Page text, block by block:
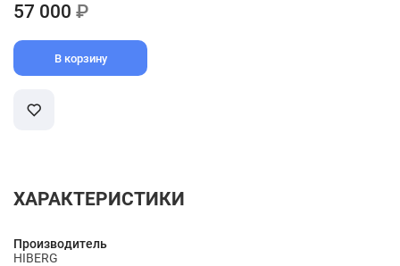
57 000 ₽
В корзину
ХАРАКТЕРИСТИКИ
Производитель
HIBERG